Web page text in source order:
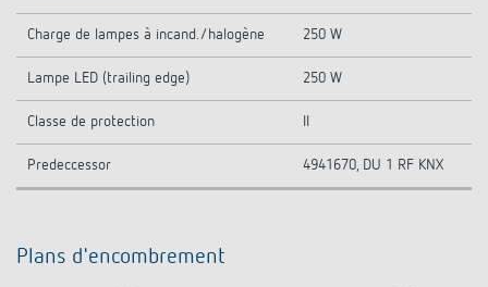
Charge de lampes à incand./halogène 250 W
Lampe LED (trailing edge) 250 W
Classe de protection
Predeccessor 4941670, DU 1 RF KNX
Plans d'encombrement